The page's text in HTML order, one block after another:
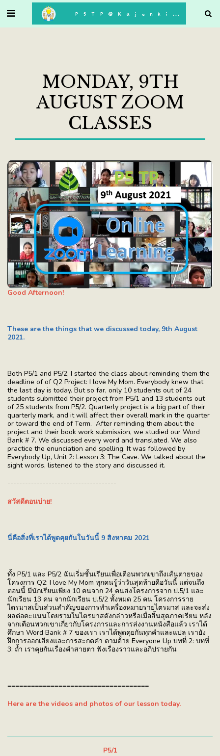
P5TP@Kajonkiet
MONDAY, 9TH
AUGUST ZOOM
CLASSES
Good Afternoon!
These are the things that we discussed today, 9th August
2021.
Both P5/1 and P5/2, I started the class about reminding them the
deadline of of Q2 Project: I love My Mom. Everybody knew that
the last day is today. But so far, only 10 students out of 24
students submitted their project from P5/1 and 13 students out
of 25 students from P5/2. Quarterly project is a big part of their
quarterly mark, and it will affect their overall mark in the quarter
or toward the end of Term. After reminding them about the
project and their book work submission, we studied our Word
Bank # 7. We discussed every word and translated. We also
practice the enunciation and spelling. It was followed by
Everybody Up, Unit 2: Lesson 3: The Cave. We talked about the
sight words, listened to the story and discussed it.
-------------------------------------
สวัสดีตอนบ่าย!
นี่คือสิ่งที่เราได้พูดคุยกันในวันนี้ 9 สิงหาคม 2021
ทั้ง P5/1 และ P5/2 ฉันเริ่มชั้นเรียนเพื่อเตือนพวกเขาถึงเส้นตายของ
โครงการ Q2: I love My Mom ทุกคนรู้ว่าวันสุดท้ายคือวันนี้ แต่จนถึง
ตอนนี้ มีนักเรียนเพียง 10 คนจาก 24 คนส่งโครงการจาก ป.5/1 และ
นักเรียน 13 คน จากนักเรียน ป.5/2 ทั้งหมด 25 คน โครงการราย
ไตรมาสเป็นส่วนสำคัญของการทำเครื่องหมายรายไตรมาส และจะส่ง
ผลต่อคะแนนโดยรวมในไตรมาสดังกล่าวหรือเมื่อสิ้นสุดภาคเรียน หลัง
จากเตือนพวกเขาเกี่ยวกับโครงการและการส่งงานหนังสือแล้ว เราได้
ศึกษา Word Bank # 7 ของเรา เราได้พูดคุยกันทุกคำและแปล เรายัง
ฝึกการออกเสียงและการสะกดคำ ตามด้วย Everyone Up บทที่ 2: บทที่
3: ถ้ำ เราคุยกันเรื่องคำสายตา ฟังเรื่องราวและอภิปรายกัน
====================================
Here are the videos and photos of our lesson today.
P5/1